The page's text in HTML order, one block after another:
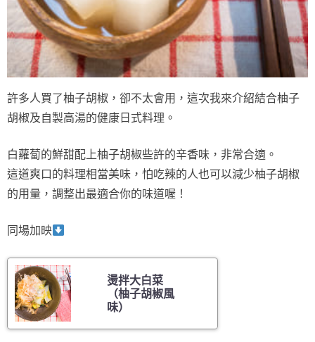
許多人買了柚子胡椒，卻不太會用，這次我來介紹結合柚子
胡椒及自製高湯的健康日式料理。
白蘿蔔的鮮甜配上柚子胡椒些許的辛香味，非常合適。
這道爽口的料理相當美味，怕吃辣的人也可以減少柚子胡椒
的用量，調整出最適合你的味道喔！
同場加映
燙拌大白菜
（柚子胡椒風
味）